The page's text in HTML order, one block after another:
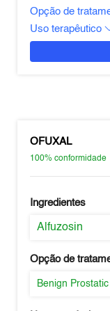
Opção de
Uso terapêutico
OFUXAL
100%conformidade
Ingredientes
Alfuzosin
Opção de
Benign